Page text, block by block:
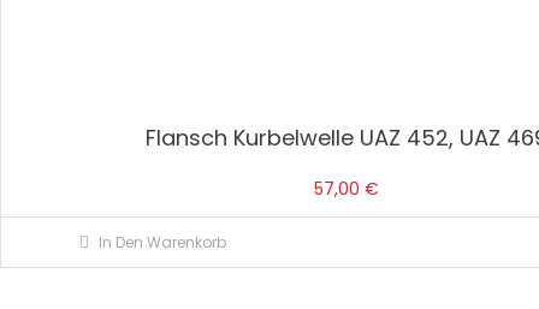
Flansch Kurbelwelle UAZ 452, UAZ
57,00 €
In Den Warenkorb